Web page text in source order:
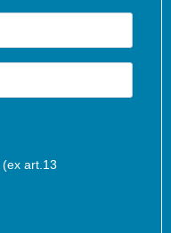
(ex art.13